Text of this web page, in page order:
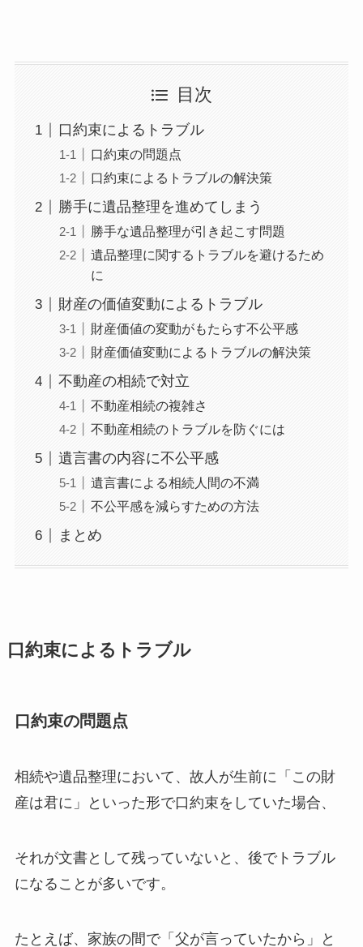
目次
口約束によるトラブル
口約束の問題点
口約束によるトラブルの解決策
勝手に遺品整理を進めてしまう
勝手な遺品整理が引き起こす問題
遺品整理に関するトラブルを避けるため
に
財産の価値変動によるトラブル
財産価値の変動がもたらす不公平感
財産価値変動によるトラブルの解決策
不動産の相続で対立
不動産相続の複雑さ
不動産相続のトラブルを防ぐには
遺言書の内容に不公平感
遺言書による相続人間の不満
不公平感を減らすための方法
まとめ
口約束によるトラブル
口約束の問題点
相続や遺品整理において、故人が生前に「この財
産は君に」といった形で口約束をしていた場合、
それが文書として残っていないと、後でトラブル
になることが多いです。
たとえば、家族の間で「父が言っていたから」と